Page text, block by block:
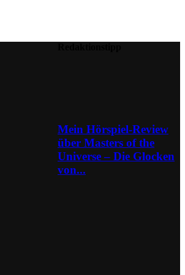
Mein Hörspiel-Review
über Masters of the
Universe – Die Glocken
von...